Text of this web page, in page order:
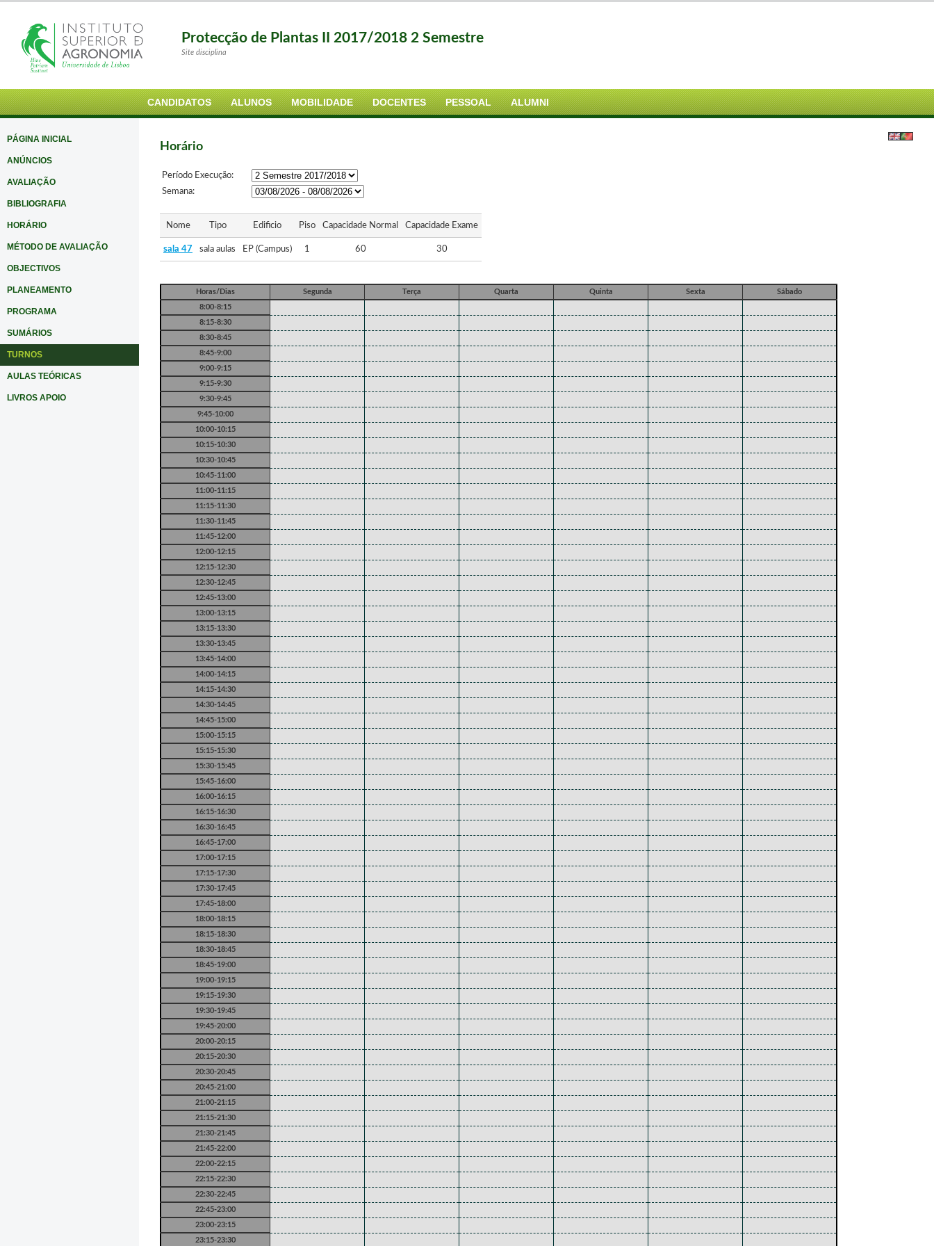
Protecção de Plantas II 2017/2018 2 Semestre
Site disciplina
CANDIDATOS ALUNOS MOBILIDADE DOCENTES PESSOAL ALUMNI
PÁGINA INICIAL
ANÚNCIOS
AVALIAÇÃO
BIBLIOGRAFIA
HORÁRIO
MÉTODO DE AVALIAÇÃO
OBJECTIVOS
PLANEAMENTO
PROGRAMA
SUMÁRIOS
TURNOS
AULAS TEÓRICAS
LIVROS APOIO
Horário
Período Execução:
Semana:
Nome Tipo Edificio Piso Capacidade Normal Capacidade Exame
sala 47 sala aulas EP (Campus) 1 60 30
Horas/Dias Segunda Terça Quarta Quinta Sexta
Sábado
8:00-8:15
8:15-8:30
8:30-8:45
8:45-9:00
9:00-9:15
9:15-9:30
9:30-9:45
9:45-10:00
10:00-10:15
10:15-10:30
10:30-10:45
10:45-11:00
11:00-11:15
11:15-11:30
11:30-11:45
11:45-12:00
12:00-12:15
12:15-12:30
12:30-12:45
12:45-13:00
13:00-13:15
13:15-13:30
13:30-13:45
13:45-14:00
14:00-14:15
14:15-14:30
14:30-14:45
14:45-15:00
15:00-15:15
15:15-15:30
15:30-15:45
15:45-16:00
16:00-16:15
16:15-16:30
16:30-16:45
16:45-17:00
17:00-17:15
17:15-17:30
17:30-17:45
17:45-18:00
18:00-18:15
18:15-18:30
18:30-18:45
18:45-19:00
19:00-19:15
19:15-19:30
19:30-19:45
19:45-20:00
20:00-20:15
20:15-20:30
20:30-20:45
20:45-21:00
21:00-21:15
21:15-21:30
21:30-21:45
21:45-22:00
22:00-22:15
22:15-22:30
22:30-22:45
22:45-23:00
23:00-23:15
23:15-23:30